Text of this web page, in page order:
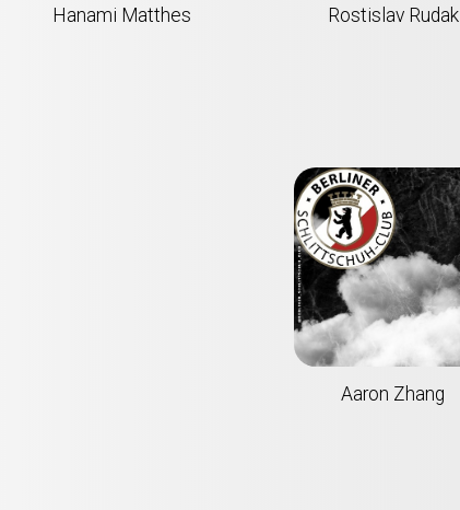
Hanami Matthes Rostislav Rudak
Aaron Zhang